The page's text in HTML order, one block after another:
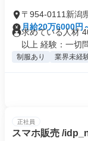
〒954-0111新潟
月給20万6000円
求めている人材
以上 経験：一切
制服あり 業界未経
正社員
スマホ販売 /